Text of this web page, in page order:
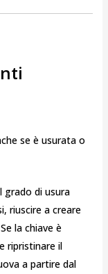
se è usurata o
grado di usura
riuscire a creare
la chiave è
ripristinare il
a partire dal